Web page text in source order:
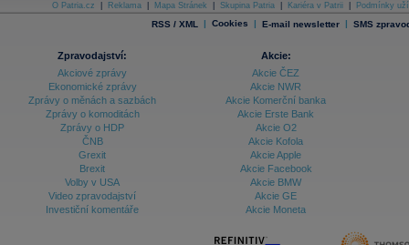
O Patria.cz Reklama Mapa Stránek Skupina Patria Kariéra v Patrii Podmínky
RSS / XML | Cookies | E-mail newsletter | SMS
Zpravodajství:
Akciové zprávy
Ekonomické zprávy
Zprávy o měnách a sazbách
Zprávy o komoditách
Zprávy o HDP
ČNB
Grexit
Brexit
Volby v USA
Video zpravodajství
Investiční komentáře
Akcie:
Akcie ČEZ
Akcie NWR
Akcie Komerční banka
Akcie Erste Bank
Akcie O2
Akcie Kofola
Akcie Apple
Akcie Facebook
Akcie BMW
Akcie GE
Akcie Moneta